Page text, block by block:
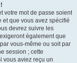
votre mot de passe soient
et que vous avez spécifié
devrez suivre les
également que
vous-même ou soit par
session ; cette
vous aviez reçu un